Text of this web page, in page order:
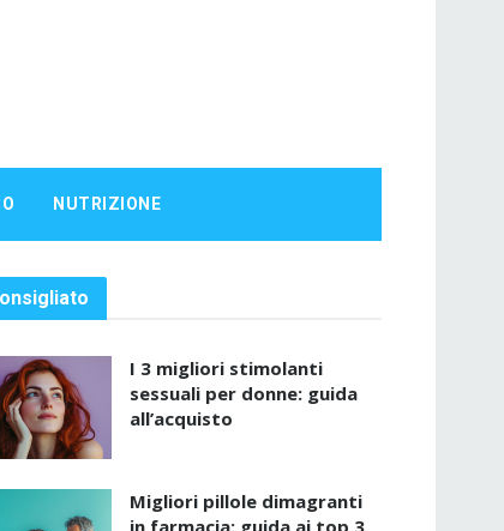
NUTRIZIONE
I 3 migliori stimolanti
sessuali per donne: guida
all’acquisto
Migliori pillole dimagranti
in farmacia: guida ai top 3